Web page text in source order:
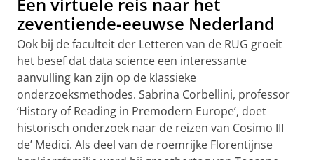
zeventiende-eeuwse Nederland
Ook bij de faculteit der Letteren van de RUG groeit
het besef dat data science een interessante
aanvulling kan zijn op de klassieke
onderzoeksmethodes. Sabrina Corbellini, professor
‘History of Reading in Premodern Europe’, doet
historisch onderzoek naar de reizen van Cosimo III
de’ Medici. Als deel van de roemrijke Florentijnse